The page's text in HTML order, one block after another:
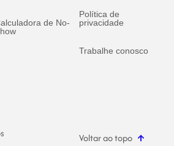
de No-
Política de
privacidade
Trabalhe conosco
Voltar ao topo